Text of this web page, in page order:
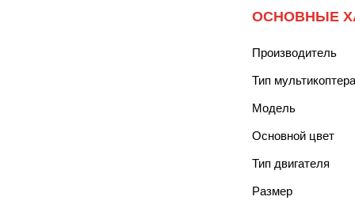
ОСНОВНЫЕ
Производитель
Тип мультикоптера
Модель
Основной цвет
Тип двигателя
Размер